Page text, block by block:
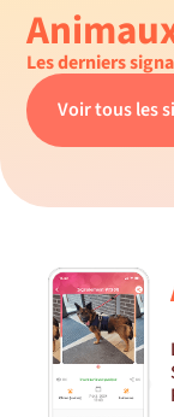
Les derniers
Voir tous les